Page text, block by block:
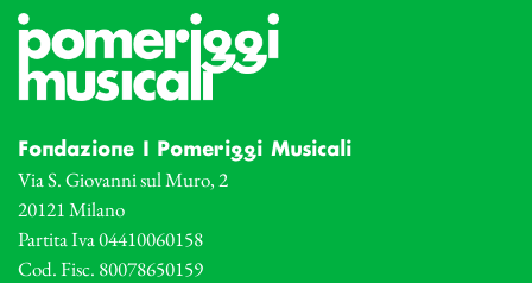
Fondazione I Pomeriggi Musicali
Via S. Giovanni sul Muro, 2
20121 Milano
Partita Iva 04410060158
Cod. Fisc. 80078650159